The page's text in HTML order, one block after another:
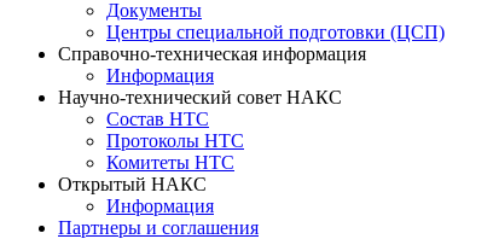
Документы
Центры специальной подготовки (ЦСП)
Справочно-техническая информация
Информация
Научно-технический совет НАКС
Состав НТС
Протоколы НТС
Комитеты НТС
Открытый НАКС
Информация
Партнеры и соглашения